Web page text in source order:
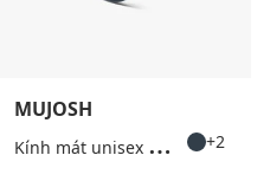
MUJOSH
K
ính mát unisex gọng mắt mèo hiện đại +2